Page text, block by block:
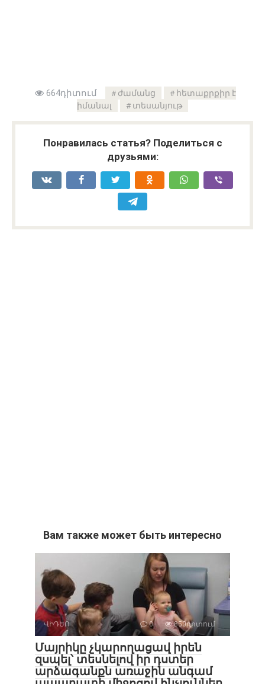
664դիտում ժամանց
հետաքրքիր է
իմանալ
տեսանյութ
Понравилась статья? Поделиться с
друзьями:
Вам также может быть интересно
ՎԻԴԵՈ 0 850դիտում
Մայրիկը չկարողացավ իրեն
զսպել՝ տեսնելով իր դստեր
արձագանքն առաջին անգամ